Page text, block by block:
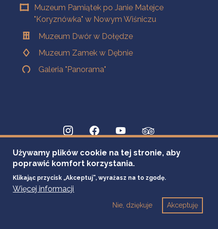
Muzeum Pamiątek po Janie Matejce
"Koryznówka" w Nowym Wiśniczu
Muzeum Dwór w Dołędze
Muzeum Zamek w Dębnie
Galeria "Panorama"
Używamy plików cookie na tej stronie, aby
poprawić komfort korzystania.
Klikając przycisk „Akceptuj”, wyrażasz na to zgodę.
Więcej informacji
Akceptuję
Nie, dziękuje